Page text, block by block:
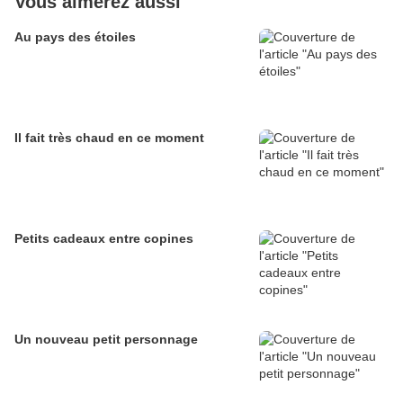
Au pays des étoiles
Il fait très chaud en ce moment
Petits cadeaux entre copines
Un nouveau petit personnage